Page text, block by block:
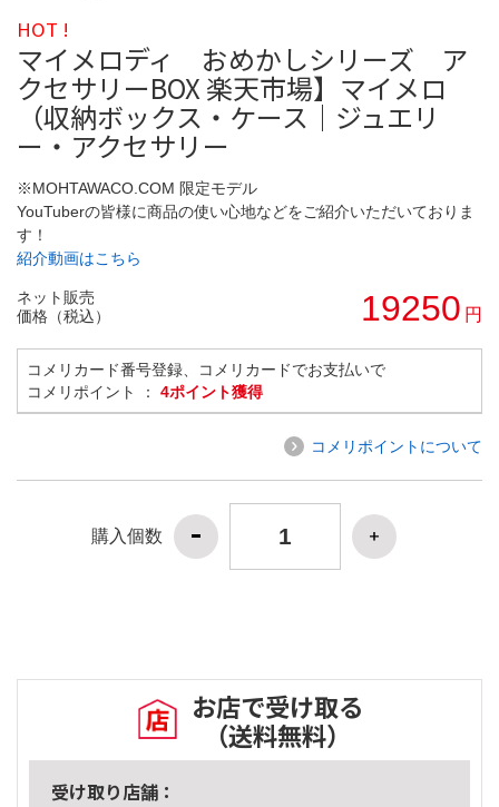
HOT !
マイメロディ おめかしシリーズ ア
クセサリーBOX 楽天市場】マイメロ
（収納ボックス・ケース｜ジュエリ
ー・アクセサリー
※MOHTAWACO.COM 限定モデル
YouTuberの皆様に商品の使い心地などをご紹介いただいておりま
す！
紹介動画はこちら
ネット販売
価格（税込）
19250 円
コメリカード番号登録、コメリカードでお支払いで
コメリポイント ： 4ポイント獲得
コメリポイントについて
購入個数
お店で受け取る
（送料無料）
受け取り店舗：